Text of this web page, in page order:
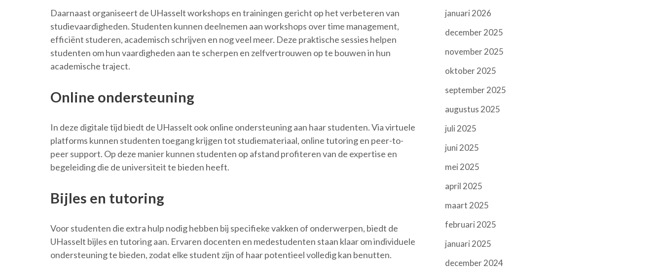
Daarnaast organiseert de UHasselt workshops en trainingen gericht op het verbeteren van
studievaardigheden. Studenten kunnen deelnemen aan workshops over time management,
efficiënt studeren, academisch schrijven en nog veel meer. Deze praktische sessies helpen
studenten om hun vaardigheden aan te scherpen en zelfvertrouwen op te bouwen in hun
academische traject.
Online ondersteuning
In deze digitale tijd biedt de UHasselt ook online ondersteuning aan haar studenten. Via virtuele
platforms kunnen studenten toegang krijgen tot studiemateriaal, online tutoring en peer-to-
peer support. Op deze manier kunnen studenten op afstand profiteren van de expertise en
begeleiding die de universiteit te bieden heeft.
Bijles en tutoring
Voor studenten die extra hulp nodig hebben bij specifieke vakken of onderwerpen, biedt de
UHasselt bijles en tutoring aan. Ervaren docenten en medestudenten staan klaar om individuele
ondersteuning te bieden, zodat elke student zijn of haar potentieel volledig kan benutten.
januari 2026
december 2025
november 2025
oktober 2025
september 2025
augustus 2025
juli 2025
juni 2025
mei 2025
april 2025
maart 2025
februari 2025
januari 2025
december 2024